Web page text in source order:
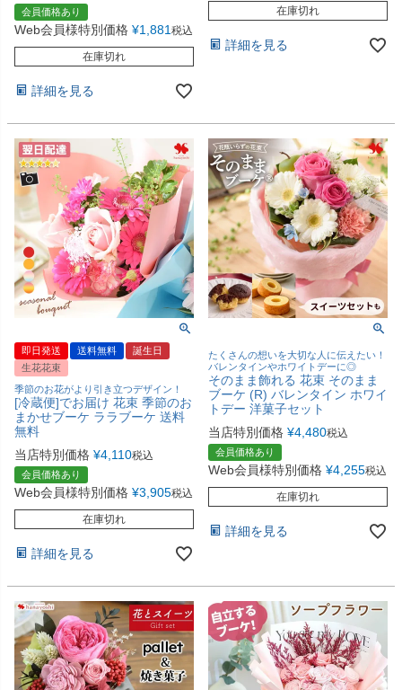
会員価格あり
Web会員様特別価格 ¥1,881 税込
在庫切れ
詳細を見る
在庫切れ
詳細を見る
即日発送 送料無料
誕生日
生花花束
季節のお花がより引き立つデザイン！
[冷蔵便]でお届け 花束 季節のお
まかせブーケ ララブーケ 送料
無料
当店特別価格 ¥4,110税込
会員価格あり
Web会員様特別価格 ¥3,905税込
在庫切れ
詳細を見る
たくさんの想いを大切な人に伝えたい！
バレンタインやホワイトデーに◎
そのまま飾れる 花束 そのまま
ブーケ (R) バレンタイン ホワイ
トデー 洋菓子セット
当店特別価格 ¥4,480税込
会員価格あり
Web会員様特別価格 ¥4,255税込
在庫切れ
詳細を見る